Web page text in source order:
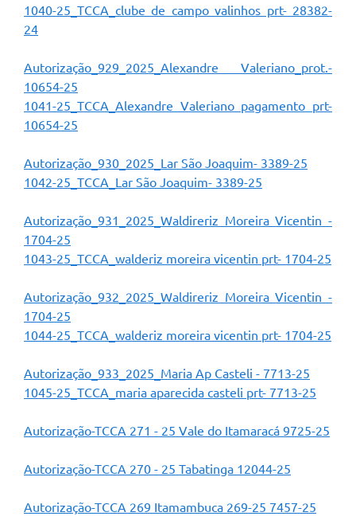
Jornal
Agenda
Contato
1040-25_TCCA_clube de campo valinhos prt- 28382-
24
Autorização_929_2025_Alexandre Valeriano_prot.-
10654-25
1041-25_TCCA_Alexandre Valeriano pagamento prt-
10654-25
Autorização_930_2025_Lar São Joaquim- 3389-25
1042-25_TCCA_Lar São Joaquim- 3389-25
Autorização_931_2025_Waldireriz Moreira Vicentin -
1704-25
1043-25_TCCA_walderiz moreira vicentin prt- 1704-25
Autorização_932_2025_Waldireriz Moreira Vicentin -
1704-25
1044-25_TCCA_walderiz moreira vicentin prt- 1704-25
Autorização_933_2025_Maria Ap Casteli - 7713-25
1045-25_TCCA_maria aparecida casteli prt- 7713-25
Autorização-TCCA 271 - 25 Vale do Itamaracá 9725-25
Autorização-TCCA 270 - 25 Tabatinga 12044-25
Autorização-TCCA 269 Itamambuca 269-25 7457-25